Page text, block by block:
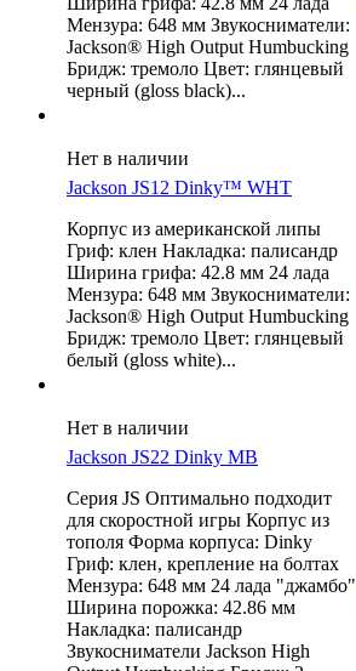
Мензура: 648 мм Звукосниматели:
Jackson® High Output Humbucking
Бридж: тремоло Цвет: глянцевый
черный (gloss black)...
Нет в наличии
Jackson JS12 Dinky™ WHT
Корпус из американской липы
Гриф: клен Накладка: палисандр
Ширина грифа: 42.8 мм 24 лада
Мензура: 648 мм Звукосниматели:
Jackson® High Output Humbucking
Бридж: тремоло Цвет: глянцевый
белый (gloss white)...
Нет в наличии
Jackson JS22 Dinky MB
Серия JS Оптимально подходит
для скоростной игры Корпус из
тополя Форма корпуса: Dinky
Гриф: клен, крепление на болтах
Мензура: 648 мм 24 лада "джамбо"
Ширина порожка: 42.86 мм
Накладка: палисандр
Звукосниматели Jackson High